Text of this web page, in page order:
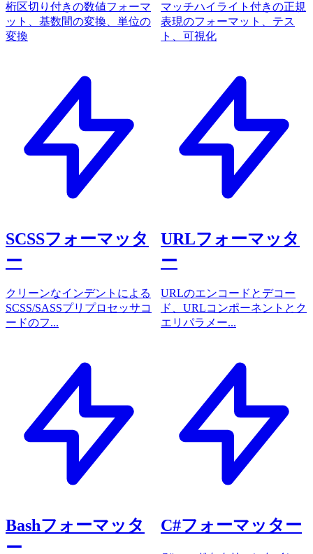
桁区切り付きの数値フォーマ
ット、基数間の変換、単位の
変換
マッチハイライト付きの正規
表現のフォーマット、テス
ト、可視化
SCSSフォーマッタ
ー
クリーンなインデントによる
SCSS/SASSプリプロセッサコ
ードのフ...
URLフォーマッタ
ー
URLのエンコードとデコー
ド、URLコンポーネントとク
エリパラメー...
Bashフォーマッタ
ー
C#フォーマッター